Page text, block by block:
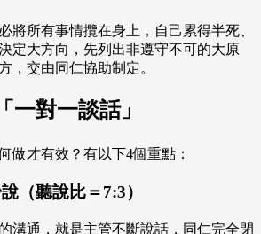
將所有事情攬在身上，自己累得半死、
定大方向，先列出非遵守不可的大原
，交由同仁協助制定。
一對一談話」
做才有效？有以下4個重點：
（聽說比＝7:3）
溝通，就是主管不斷說話，同仁完全閉